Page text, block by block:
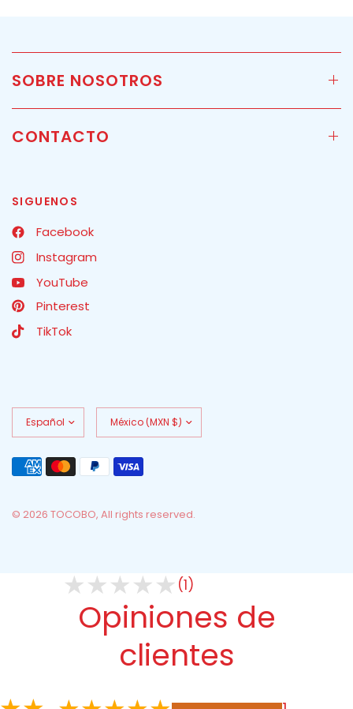
SOBRE NOSOTROS
CONTACTO
SIGUENOS
Facebook
Instagram
YouTube
Pinterest
TikTok
Actualizar
país/región
Actualizar
país/región
© 2026 TOCOBO, All rights reserved.
(1)
Opiniones de
clientes